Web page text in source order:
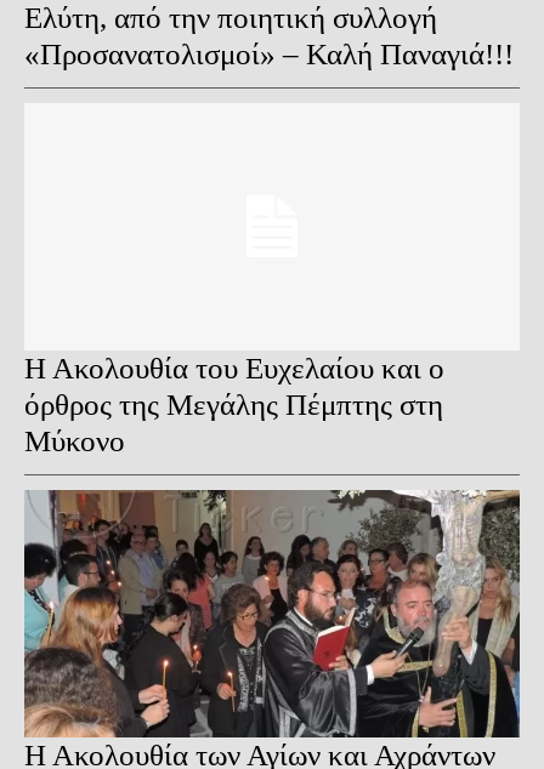
Ελύτη, από την ποιητική συλλογή
«Προσανατολισμοί» – Καλή Παναγιά!!!
Η Ακολουθία του Ευχελαίου και ο
όρθρος της Μεγάλης Πέμπτης στη
Μύκονο
Η Ακολουθία των Αγίων και Αχράντων